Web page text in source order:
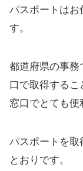
パスポートはお
す。
都道府県の事務
口で取得する
窓口でとても便
パスポートを取
とおりです。